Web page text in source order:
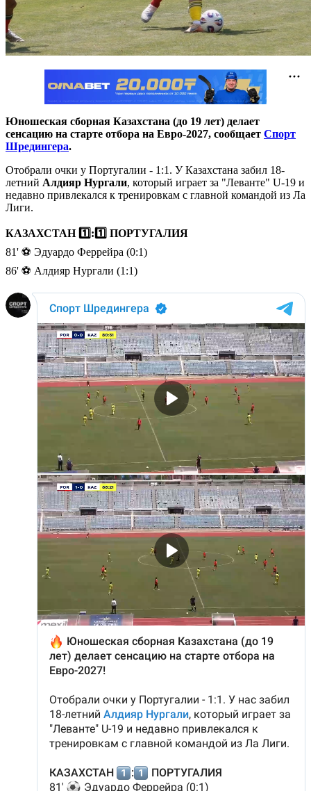
Юношеская сборная Казахстана (до 19 лет) делает
сенсацию на старте отбора на Евро-2027, сообщает Спорт
Шредингера.
Отобрали очки у Португалии - 1:1. У Казахстана забил 18-
летний Алдияр Нургали, который играет за "Леванте" U-19 и
недавно привлекался к тренировкам с главной командой из Ла
Лиги.
КАЗАХСТАН 1️⃣:1️⃣ ПОРТУГАЛИЯ
81' ⚽️ Эдуардо Феррейра (0:1)
86' ⚽️ Алдияр Нургали (1:1)